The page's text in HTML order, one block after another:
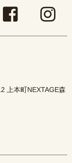
上本町NEXTAGE森